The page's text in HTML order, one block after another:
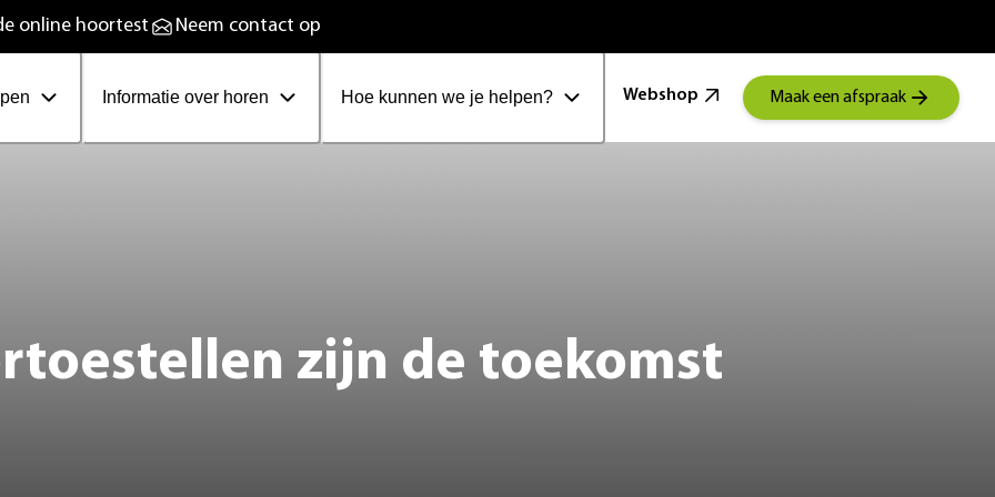
online hoortest Neem contact op
Informatie over horen Hoe kunnen we je helpen? Webshop Maak een afspraak
hoortoestellen
100 Jaar Schoonenberg
zijn de toekomst